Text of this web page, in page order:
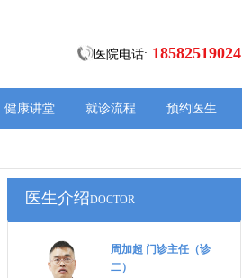
医院电话: 18582519024
健康讲堂 就诊流程 预约医生
医生介绍DOCTOR
周加超 门诊主任（诊
二）